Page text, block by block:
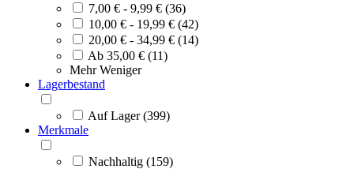
7,00 € - 9,99 € (36)
10,00 € - 19,99 € (42)
20,00 € - 34,99 € (14)
Ab 35,00 € (11)
Mehr Weniger
Lagerbestand
Auf Lager (399)
Merkmale
Nachhaltig (159)